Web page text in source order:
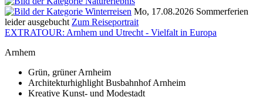
Mo, 17.08.2026 Sommerferien
leider ausgebucht Zum Reiseportrait
EXTRATOUR: Arnhem und Utrecht - Vielfalt in Europa
Arnhem
Grün, grüner Arnheim
Architekturhighlight Busbahnhof Arnheim
Kreative Kunst- und Modestadt